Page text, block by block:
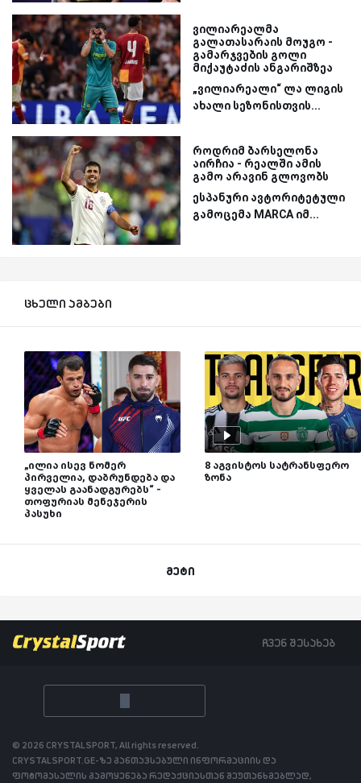
ვილიარეალმა
გალათასარაის მოუგო -
გამარჯვების გოლი
მიქაუტაძის ანგარიშზეა
„ვილიარეალი“ ლა ლიგის
ახალი სეზონისთვის...
როდრიმ ბარსელონა
აირჩია - რეალში ამის
გამო არავინ გლოვობს
ესპანური ავტორიტეტული
გამოცემა MARCA იმ...
ცხელი ამბები
„ილია ისევ ნომერ
პირველია, დაბრუნდება და
ყველას გაანადგურებს“ -
თოფურიას მენეჯერის
პასუხი
8 აგვისტოს სატრანსფერო
ზონა
მეტი
ჩვენ შესახებ
© 2026 CRYSTALSPORT, All rights reserved.
CRYSTALSPORT.GE-ზე განთავსებული ინფორმაციის და
ფოტომასალის გამოყენება რედაქციასთან შეუთანხმებლად,